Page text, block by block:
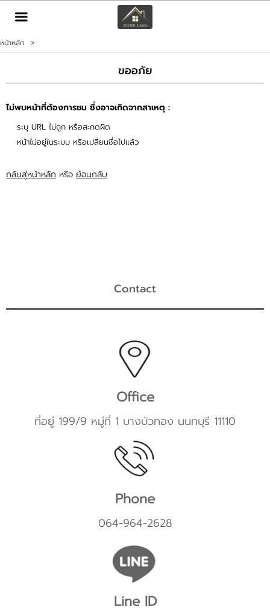
TH
เข้าสู่ระบบ สมัครสมาชิก
ทรัพย์สิน
หน้าหลัก >
ขออภัย
ไม่พบหน้าที่ต้องการชม ซึ่งอาจเกิดจากสาเหตุ :
ระบุ URL ไม่ถูก หรือสะกดผิด
หน้าไม่อยู่ในระบบ หรือเปลี่ยนชื่อไปแล้ว
กลับสู่หน้าหลัก หรือ ย้อนกลับ
Contact
Office
ที่อยู่ 199/9 หมู่ที่ 1 บางบัวทอง นนทบุรี 11110
Phone
064-964-2628
Line ID